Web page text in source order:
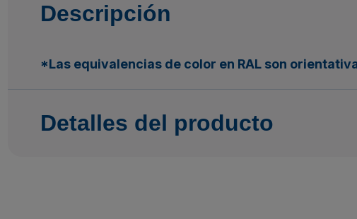
Descripción
*Las equivalencias de color en RAL son
Detalles del producto